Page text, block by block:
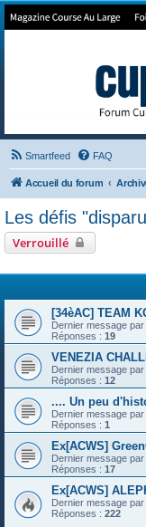
Forum de Cup
Smartfeed FAQ
Accueil du forum
Les défis
Verrouillé
[34èAC] TEAM
Dernier message par
Réponses : 19
VENEZIA
Dernier message par
Réponses : 12
.... Un peu
Dernier message par
Réponses : 1
Ex[ACWS]
Dernier message par
Réponses : 17
Ex[ACWS]
Dernier message par
Réponses : 222